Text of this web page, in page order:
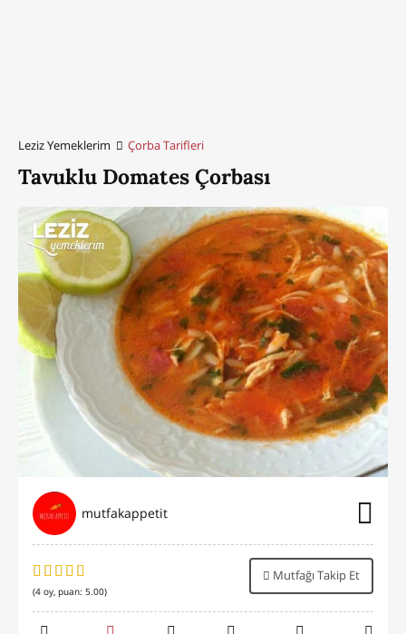
Leziz Yemeklerim Çorba Tarifleri
Tavuklu Domates Çorbası
mutfakappetit
(4 oy, puan: 5.00)
Mutfağı Takip Et